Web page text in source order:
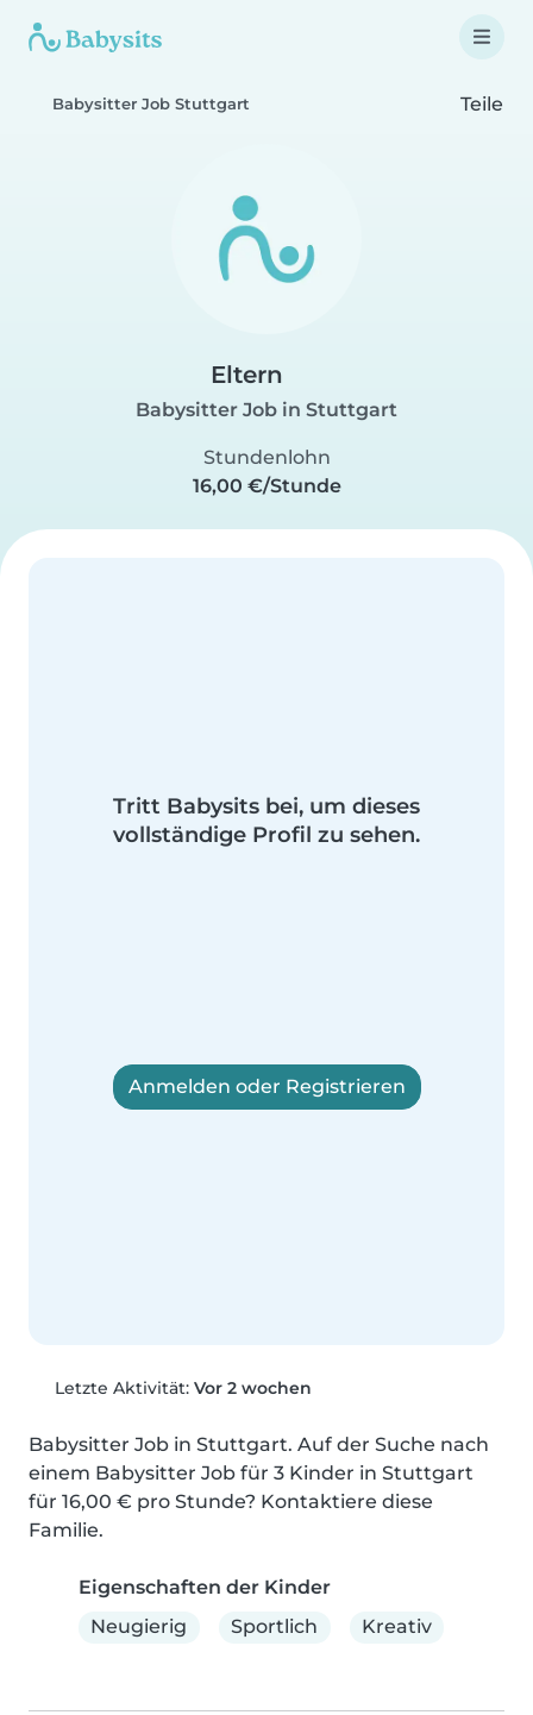
Babysitter Job Stuttgart Teile
Eltern
Babysitter Job in Stuttgart
Stundenlohn
16,00 €/Stunde
Tritt Babysits bei, um dieses
vollständige Profil zu sehen.
Anmelden oder Registrieren
Letzte Aktivität: Vor 2 wochen
Babysitter Job in Stuttgart. Auf der Suche nach
einem Babysitter Job für 3 Kinder in Stuttgart
für 16,00 € pro Stunde? Kontaktiere diese
Familie.
Eigenschaften der Kinder
Neugierig
Sportlich Kreativ